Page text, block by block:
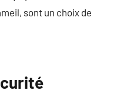
sont un choix de